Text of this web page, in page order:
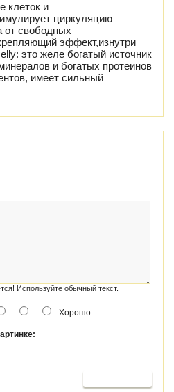
клеток и
циркуляцию
от свободных
эффект,изнутри
это желе богатый источник
и богатых протеинов
имеет сильный
Используйте обычный текст.
Хорошо